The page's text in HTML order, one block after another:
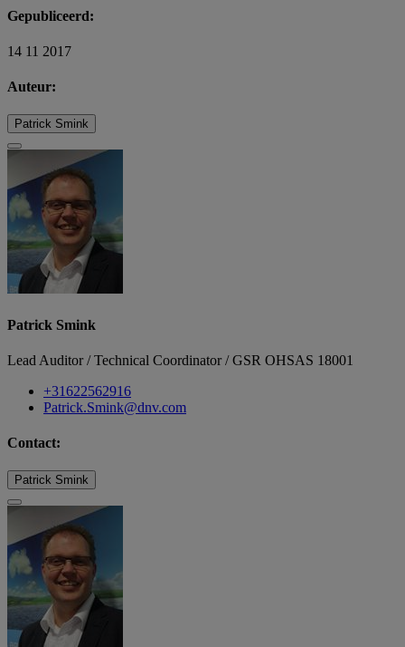
Gepubliceerd:
14 11 2017
Auteur:
Patrick Smink
Patrick Smink
Lead Auditor / Technical Coordinator / GSR OHSAS 18001
+31622562916
Patrick.Smink@dnv.com
Contact:
Patrick Smink